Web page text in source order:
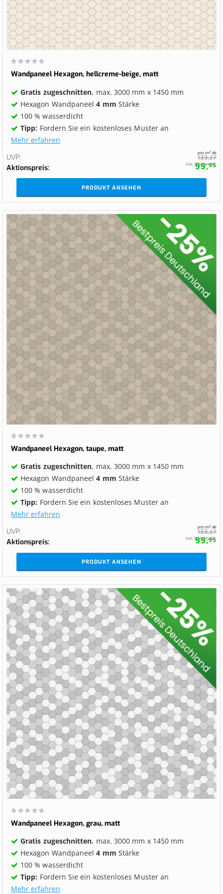
Wertung:
0%
Wandpaneel Hexagon, hellcreme-beige, matt
Gratis zugeschnitten, max. 3000 mm x 1450 mm
Hexagon Wandpaneel4 mm Stärke
100 % wasserdicht
Tipp: Fordern Sie ein kostenloses Muster an
Mehr erfahren
UVP
133,27
Aktionspreis
pro m² ab
99,95
Inkl. 19 % MwSt.
PRODUKT ANSEHEN
Wertung:
0%
Wandpaneel Hexagon, taupe, matt
Gratis zugeschnitten, max. 3000 mm x 1450 mm
Hexagon Wandpaneel4 mm Stärke
100 % wasserdicht
Tipp: Fordern Sie ein kostenloses Muster an
Mehr erfahren
UVP
133,27
Aktionspreis
pro m² ab
99,95
Inkl. 19 % MwSt.
PRODUKT ANSEHEN
Wertung:
0%
Wandpaneel Hexagon, grau, matt
Gratis zugeschnitten, max. 3000 mm x 1450 mm
Hexagon Wandpaneel4 mm Stärke
100 % wasserdicht
Tipp: Fordern Sie ein kostenloses Muster an
Mehr erfahren